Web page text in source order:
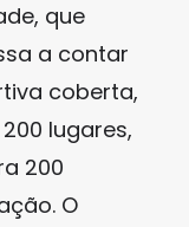
que
a contar
coberta,
lugares,
200
O